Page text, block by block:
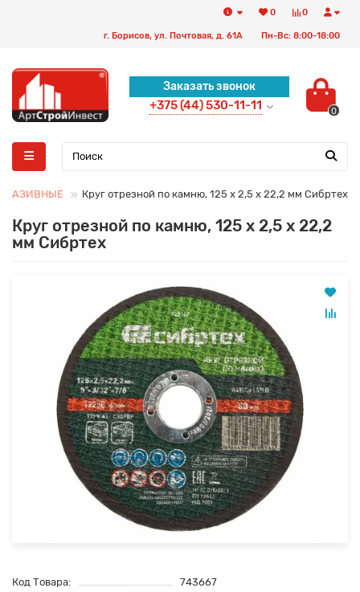
0
0
г. Борисов, ул. Почтовая, д. 61А Пн-Вс: 8:00-18:00
Заказать звонок
+375 (44) 530-11-11 0
Круг отрезной по камню, 125 х 2,5 х 22,2 мм Сибртех
Круг отрезной по камню, 125 х 2,5 х 22,2
мм Сибртех
Код Товара:
743667